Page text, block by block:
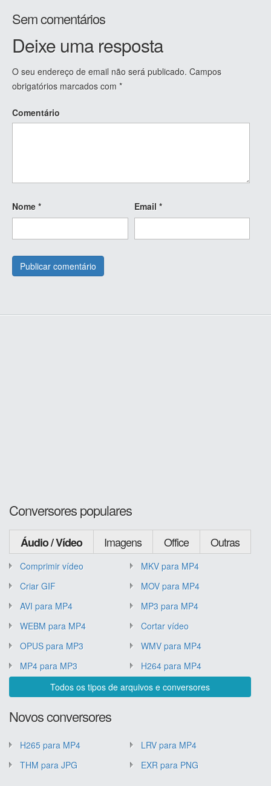
Sem comentários
Deixe uma resposta
O seu endereço de email não será publicado. Campos
obrigatórios marcados com *
Comentário
Nome * Email *
Conversores populares
Áudio / Vídeo Imagens Office Outras
Comprimir vídeo
MKV para MP4
Criar GIF
MOV para MP4
AVI para MP4
MP3 para MP4
WEBM para MP4
Cortar vídeo
OPUS para MP3
WMV para MP4
MP4 para MP3
H264 para MP4
Todos os tipos de arquivos e conversores
Novos conversores
H265 para MP4
LRV para MP4
THM para JPG
EXR para PNG